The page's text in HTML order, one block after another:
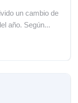
un cambio de
año. Según...